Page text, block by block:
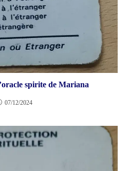
spirite de Mariana
07/12/2024